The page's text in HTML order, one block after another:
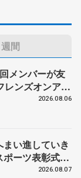
週間
メンバーが友
ンズオンアイ
川梨絵さん、
2026.08.06
い進していき
ーツ表彰式で
2026.08.07